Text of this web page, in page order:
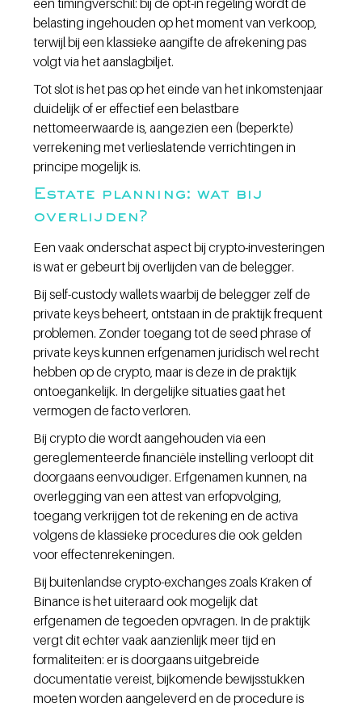
belasting ingehouden op het moment van verkoop,
terwijl bij een klassieke aangifte de afrekening pas
volgt via het aanslagbiljet.
Tot slot is het pas op het einde van het inkomstenjaar
duidelijk of er effectief een belastbare
nettomeerwaarde is, aangezien een (beperkte)
verrekening met verlieslatende verrichtingen in
principe mogelijk is.
Estate planning: wat bij
overlijden?
Een vaak onderschat aspect bij crypto-investeringen
is wat er gebeurt bij overlijden van de belegger.
Bij self-custody wallets waarbij de belegger zelf de
private keys beheert, ontstaan in de praktijk frequent
problemen. Zonder toegang tot de seed phrase of
private keys kunnen erfgenamen juridisch wel recht
hebben op de crypto, maar is deze in de praktijk
ontoegankelijk. In dergelijke situaties gaat het
vermogen de facto verloren.
Bij crypto die wordt aangehouden via een
gereglementeerde financiële instelling verloopt dit
doorgaans eenvoudiger. Erfgenamen kunnen, na
overlegging van een attest van erfopvolging,
toegang verkrijgen tot de rekening en de activa
volgens de klassieke procedures die ook gelden
voor effectenrekeningen.
Bij buitenlandse crypto-exchanges zoals Kraken of
Binance is het uiteraard ook mogelijk dat
erfgenamen de tegoeden opvragen. In de praktijk
vergt dit echter vaak aanzienlijk meer tijd en
formaliteiten: er is doorgaans uitgebreide
documentatie vereist, bijkomende bewijsstukken
moeten worden aangeleverd en de procedure is